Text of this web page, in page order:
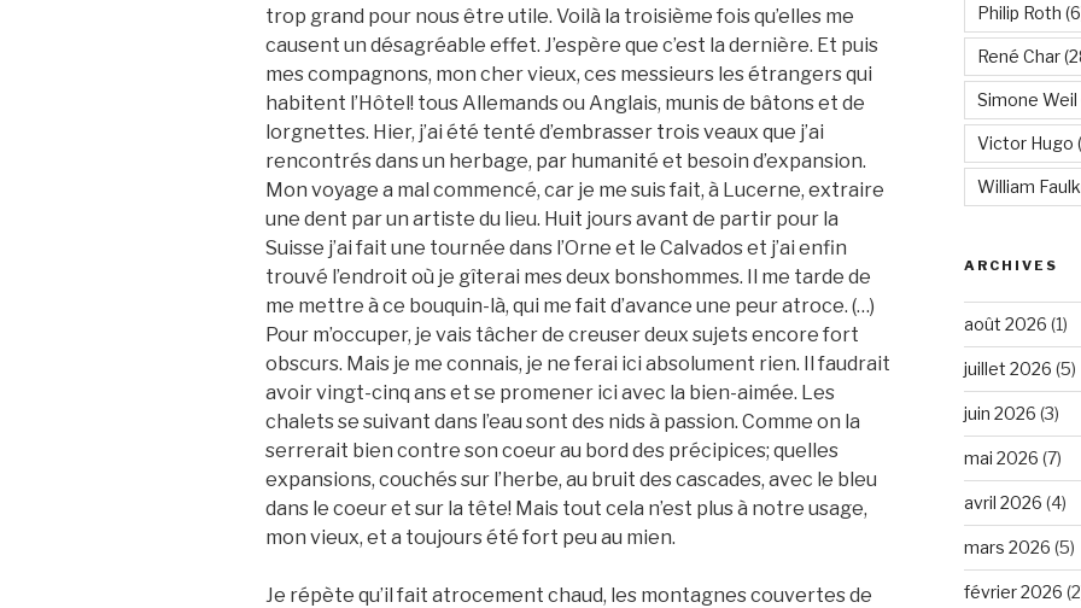
trop grand pour nous être utile. Voilà la troisième fois qu’elles me
causent un désagréable effet. J’espère que c’est la dernière. Et puis
mes compagnons, mon cher vieux, ces messieurs les étrangers qui
habitent l’Hôtel! tous Allemands ou Anglais, munis de bâtons et de
lorgnettes. Hier, j’ai été tenté d’embrasser trois veaux que j’ai
rencontrés dans un herbage, par humanité et besoin d’expansion.
Mon voyage a mal commencé, car je me suis fait, à Lucerne, extraire
une dent par un artiste du lieu. Huit jours avant de partir pour la
Suisse j’ai fait une tournée dans l’Orne et le Calvados et j’ai enfin
trouvé l’endroit où je gîterai mes deux bonshommes. Il me tarde de
me mettre à ce bouquin-là, qui me fait d’avance une peur atroce. (…)
Pour m’occuper, je vais tâcher de creuser deux sujets encore fort
obscurs. Mais je me connais, je ne ferai ici absolument rien. Il faudrait
avoir vingt-cinq ans et se promener ici avec la bien-aimée. Les
chalets se suivant dans l’eau sont des nids à passion. Comme on la
serrerait bien contre son coeur au bord des précipices; quelles
expansions, couchés sur l’herbe, au bruit des cascades, avec le bleu
dans le coeur et sur la tête! Mais tout cela n’est plus à notre usage,
mon vieux, et a toujours été fort peu au mien.
Je répète qu’il fait atrocement chaud, les montagnes couvertes de
Philip Roth
René Char
Simone Weil
Victor Hugo
William
ARCHIVES
août 2026 (1)
juillet 2026 (5)
juin 2026 (3)
mai 2026 (7)
avril 2026 (4)
mars 2026 (5)
février 2026